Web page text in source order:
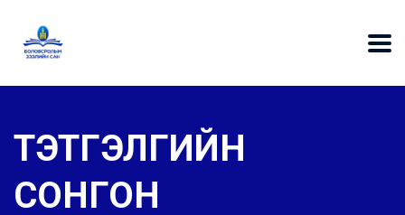
ТЭТГЭЛГИЙН
СОНГОН